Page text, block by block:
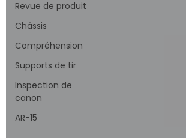
Revue de produit
Châssis
Compréhension
Supports de tir
Inspection de
canon
AR-15